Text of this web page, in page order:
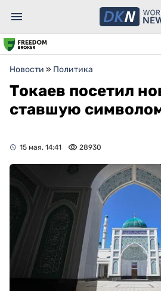
Новости » Политика
Токаев посетил
ставшую
15 мая, 14:41 28930